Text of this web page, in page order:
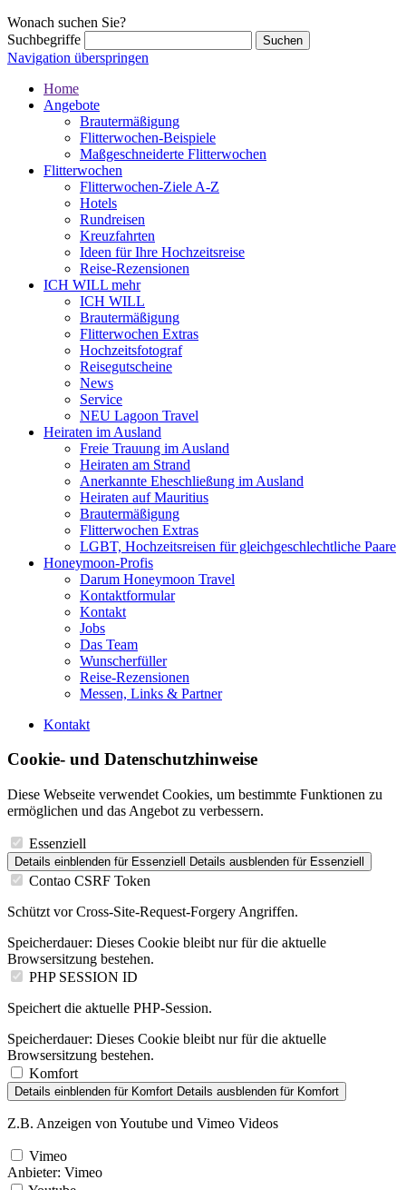
Wonach suchen Sie?
Suchbegriffe
Navigation überspringen
Home
Angebote
Brautermäßigung
Flitterwochen-Beispiele
Maßgeschneiderte Flitterwochen
Flitterwochen
Flitterwochen-Ziele A-Z
Hotels
Rundreisen
Kreuzfahrten
Ideen für Ihre Hochzeitsreise
Reise-Rezensionen
ICH WILL mehr
ICH WILL
Brautermäßigung
Flitterwochen Extras
Hochzeitsfotograf
Reisegutscheine
News
Service
NEU Lagoon Travel
Heiraten im Ausland
Freie Trauung im Ausland
Heiraten am Strand
Anerkannte Eheschließung im Ausland
Heiraten auf Mauritius
Brautermäßigung
Flitterwochen Extras
LGBT, Hochzeitsreisen für gleichgeschlechtliche Paare
Honeymoon-Profis
Darum Honeymoon Travel
Kontaktformular
Kontakt
Jobs
Das Team
Wunscherfüller
Reise-Rezensionen
Messen, Links & Partner
Kontakt
Cookie- und Datenschutzhinweise
Diese Webseite verwendet Cookies, um bestimmte Funktionen zu
ermöglichen und das Angebot zu verbessern.
Essenziell
Details einblenden für Essenziell Details ausblenden für Essenziell
Contao CSRF Token
Schützt vor Cross-Site-Request-Forgery Angriffen.
Speicherdauer: Dieses Cookie bleibt nur für die aktuelle
Browsersitzung bestehen.
PHP SESSION ID
Speichert die aktuelle PHP-Session.
Speicherdauer: Dieses Cookie bleibt nur für die aktuelle
Browsersitzung bestehen.
Komfort
Details einblenden für Komfort Details ausblenden für Komfort
Z.B. Anzeigen von Youtube und Vimeo Videos
Vimeo
Anbieter: Vimeo